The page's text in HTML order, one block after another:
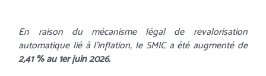
En raison du mécanisme légal de revalorisation
automatique lié à l'inflation, le SMIC a été augmenté de
2,41 % au 1er juin 2026.